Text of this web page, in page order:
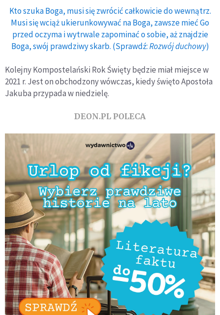
Kto szuka Boga, musi się zwrócić całkowicie do wewnątrz.
Musi się wciąż ukierunkowywać na Boga, zawsze mieć Go
przed oczyma i wytrwale zapominać o sobie, aż znajdzie
Boga, swój prawdziwy skarb. (Sprawdź:Rozwój duchowy)
Kolejny Kompostelański Rok Święty będzie miał miejsce w
2021 r. Jest on obchodzony wówczas, kiedy święto Apostoła
Jakuba przypada w niedzielę.
DEON.PL POLECA